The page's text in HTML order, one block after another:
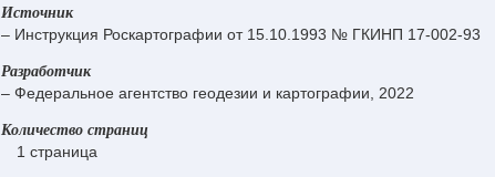
Источник
– Инструкция Роскартографии от 15.10.1993 № ГКИНП 17-002-93
Разработчик
– Федеральное агентство геодезии и картографии, 2022
Количество страниц
1 страница